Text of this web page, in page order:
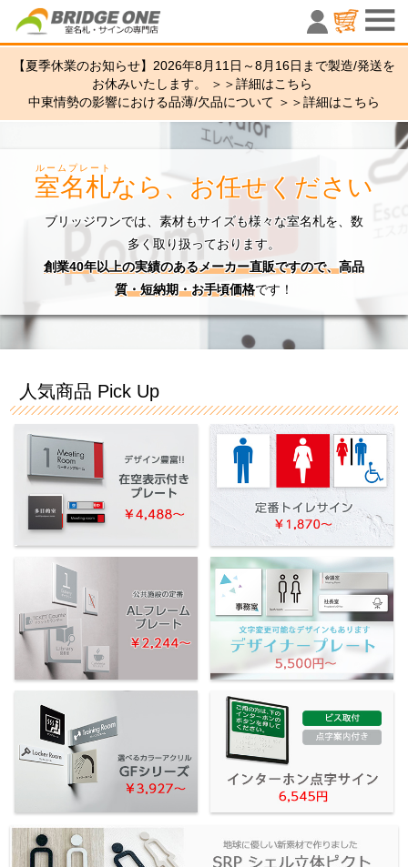
室名札・
【夏季休業のお知らせ】2026年8月11日～8月16日まで製造/発送を
お休みいたします。 ＞＞詳細はこちら
中東情勢の影響における品薄/欠品について ＞＞詳細はこちら
室名札
ルームプレート
なら、お任せください
ブリッジワンでは、素材もサイズも様々な室名札を、数
多く取り扱っております。
創業40年以上の実績のあるメーカー直販ですので、高品
質・短納期・お手頃価格です！
人気商品 Pick Up